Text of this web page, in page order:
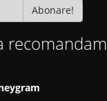
Abonare!
recomandam